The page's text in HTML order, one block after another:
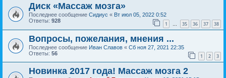
Диск «Массаж мозга»
Последнее сообщение Сидиус « Вт июл 05, 2022 0:52
Ответы: 928 1 … 35 36 37 38
Вопросы, пожелания, мнения ...
Последнее сообщение Иван Славов « Сб ноя 27, 2021 22:35
Ответы: 56 1 2 3
Новинка 2017 года! Массаж мозга 2